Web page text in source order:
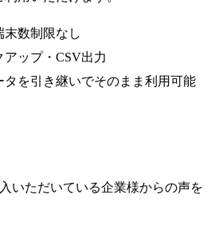
末数制限なし
アップ・CSV出力
タを引き継いでそのまま利用可能
いただいている企業様からの声を